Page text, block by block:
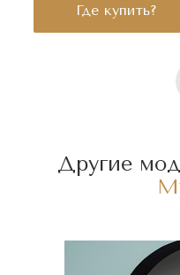
Где купить?
Другие